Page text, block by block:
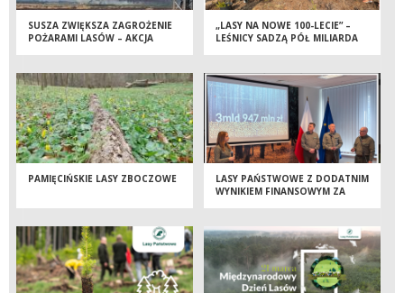
SUSZA ZWIĘKSZA ZAGROŻENIE
POŻARAMI LASÓW – AKCJA
„LASY NA NOWE 100-LECIE” –
LEŚNICY SADZĄ PÓŁ MILIARDA
PAMIĘCIŃSKIE LASY ZBOCZOWE
LASY PAŃSTWOWE Z DODATNIM
WYNIKIEM FINANSOWYM ZA